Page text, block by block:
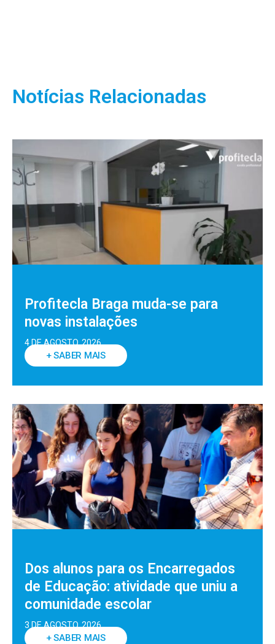
Notícias Relacionadas
Profitecla Braga muda-se para
novas instalações
4 DE AGOSTO, 2026
+ SABER MAIS
Dos alunos para os Encarregados
de Educação: atividade que uniu a
comunidade escolar
3 DE AGOSTO, 2026
+ SABER MAIS